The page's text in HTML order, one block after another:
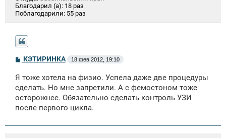
Благодарил (а): 18 раз
Поблагодарили: 55 раз
С
б
щ
е
н
и
КЭТИРИНКА 18 фев 2012, 19:10
Я тоже хотела на физио. Успела даже две процедуры
сделать. Но мне запретили. А с фемостоном тоже
осторожнее. Обязательно сделать контроль УЗИ
после первого цикла.